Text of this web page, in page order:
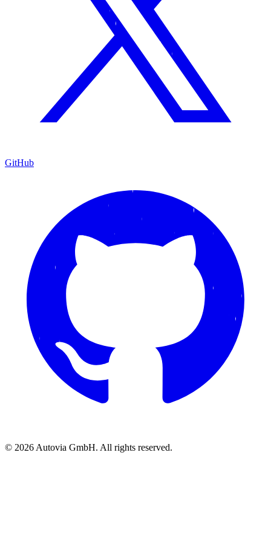
GitHub
© 2026 Autovia GmbH. All rights reserved.